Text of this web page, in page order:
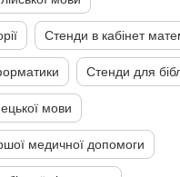
Стенди в кабінет
Стенди для
мови
медичної допомоги